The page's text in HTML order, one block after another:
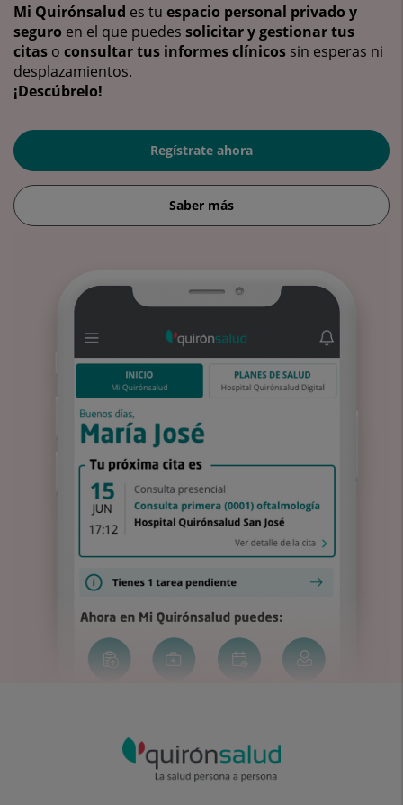
Mi Quirónsalud es tu espacio personal privado y
seguro en el que puedes solicitar y gestionar tus
citas o consultar tus informes clínicos sin esperas ni
desplazamientos.
¡Descúbrelo!
Regístrate ahora
Saber más